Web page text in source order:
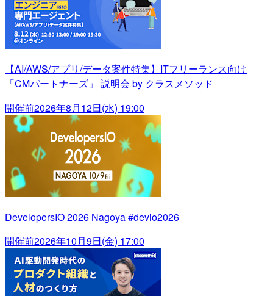
【AI/AWS/アプリ/データ案件特集】ITフリーランス向け
「CMパートナーズ」 説明会 by クラスメソッド
開催前2026年8月12日(水) 19:00
DevelopersIO 2026 Nagoya #devio2026
開催前2026年10月9日(金) 17:00